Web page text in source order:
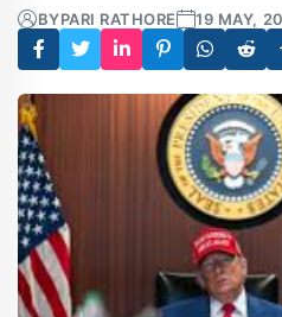
BYPARI RATHORE 19 MAY,